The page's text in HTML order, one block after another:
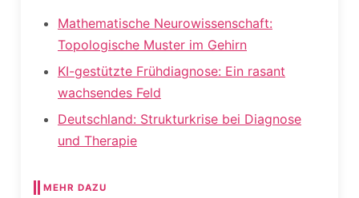
Mathematische Neurowissenschaft:
Topologische Muster im Gehirn
KI-gestützte Frühdiagnose: Ein rasant
wachsendes Feld
Deutschland: Strukturkrise bei Diagnose
und Therapie
MEHR DAZU